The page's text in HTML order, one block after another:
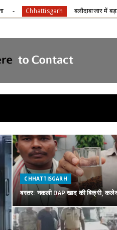
में बड़ा सड़क हादसा, गड्ढे में उछली एम्बुलेंस,
CHHATTISGARH
बस्तर: नकली DAP खाद की बिक्री,